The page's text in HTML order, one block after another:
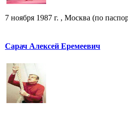
7 ноября 1987 г. , Москва (по
Сарач Алексей Еремеевич